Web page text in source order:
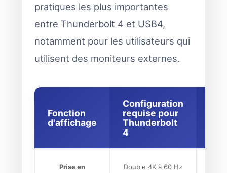
pratiques les plus importantes
entre Thunderbolt 4 et USB4,
notamment pour les utilisateurs qui
utilisent des moniteurs externes.
Fonction
d'affichage
Configuration
requise pour
Thunderbolt
4
Prise en
Double 4K à 60 Hz